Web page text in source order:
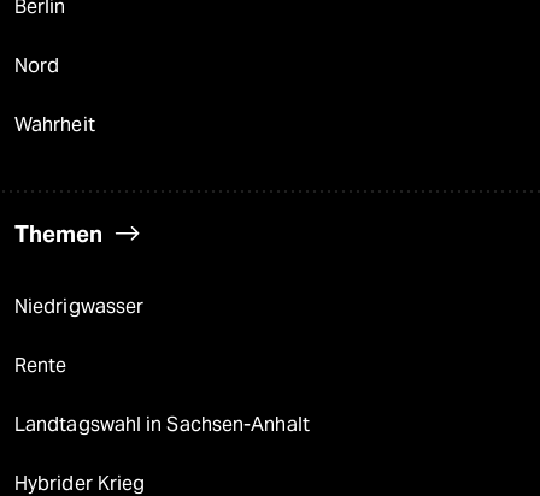
Berlin
Nord
Wahrheit
Themen
Niedrigwasser
Rente
Landtagswahl in Sachsen-Anhalt
Hybrider Krieg